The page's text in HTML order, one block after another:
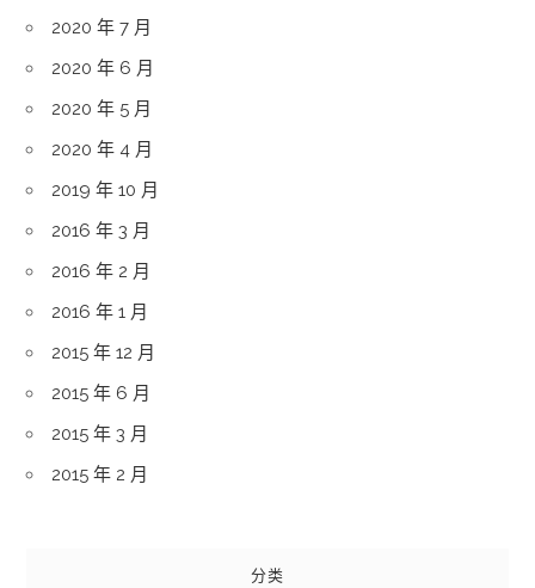
2020 年 7 月
2020 年 6 月
2020 年 5 月
2020 年 4 月
2019 年 10 月
2016 年 3 月
2016 年 2 月
2016 年 1 月
2015 年 12 月
2015 年 6 月
2015 年 3 月
2015 年 2 月
分类